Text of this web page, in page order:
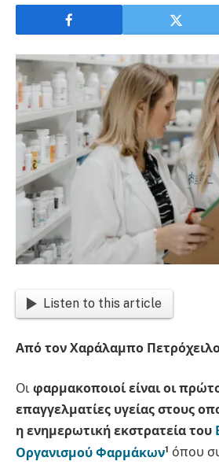
Listen to this article
Από τον Χαράλαμπο
Οι φαρμακοποιοί είναι οι
επαγγελματίες υγείας στους
η ενημερωτική εκστρατεία του
Οργανισμού Φαρμάκων1 όπου